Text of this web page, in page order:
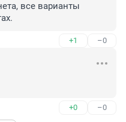
все варианты
+1 –0
+0 –0